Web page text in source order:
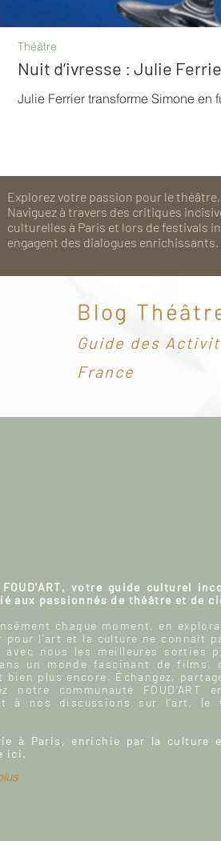
Nuit d’ivresse : Julie
Julie Ferrier transforme Simone
Théâtre
Explorez votre passion pour le
Naviguez à travers des critiques
culturelles à Paris et lors de festivals
engagent des dialogues
Blog
Guide des
France
FOUD'ART, votre guide culturel
aux passionnés de théâtre et de
chaque moment, en
pour l'art et la culture ne connaît
avec nous les meilleures sorties
un monde fascinant de films,
bien plus encore. Échangez,
notre communauté FOUD'ART
à nos discussions sur l’art, le
à Paris, enrichie par la culture
ici.